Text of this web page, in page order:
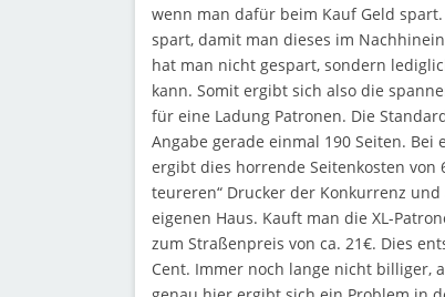
wenn man dafür beim Kauf Geld
spart, damit man dieses im
hat man nicht gespart, sondern
kann. Somit ergibt sich also die
für eine Ladung Patronen. Die
Angabe gerade einmal 190 Seiten.
ergibt dies horrende Seitenkosten von
teureren“ Drucker der Konkurrenz
eigenen Haus. Kauft man die XL-
zum Straßenpreis von ca. 21€. Dies
Cent. Immer noch lange nicht billiger,